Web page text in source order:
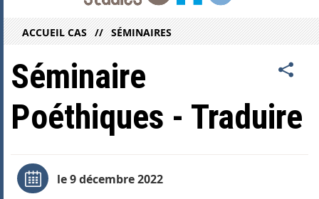
ACCUEIL CAS SÉMINAIRES
Séminaire
Poéthiques - Traduire
le 9 décembre 2022